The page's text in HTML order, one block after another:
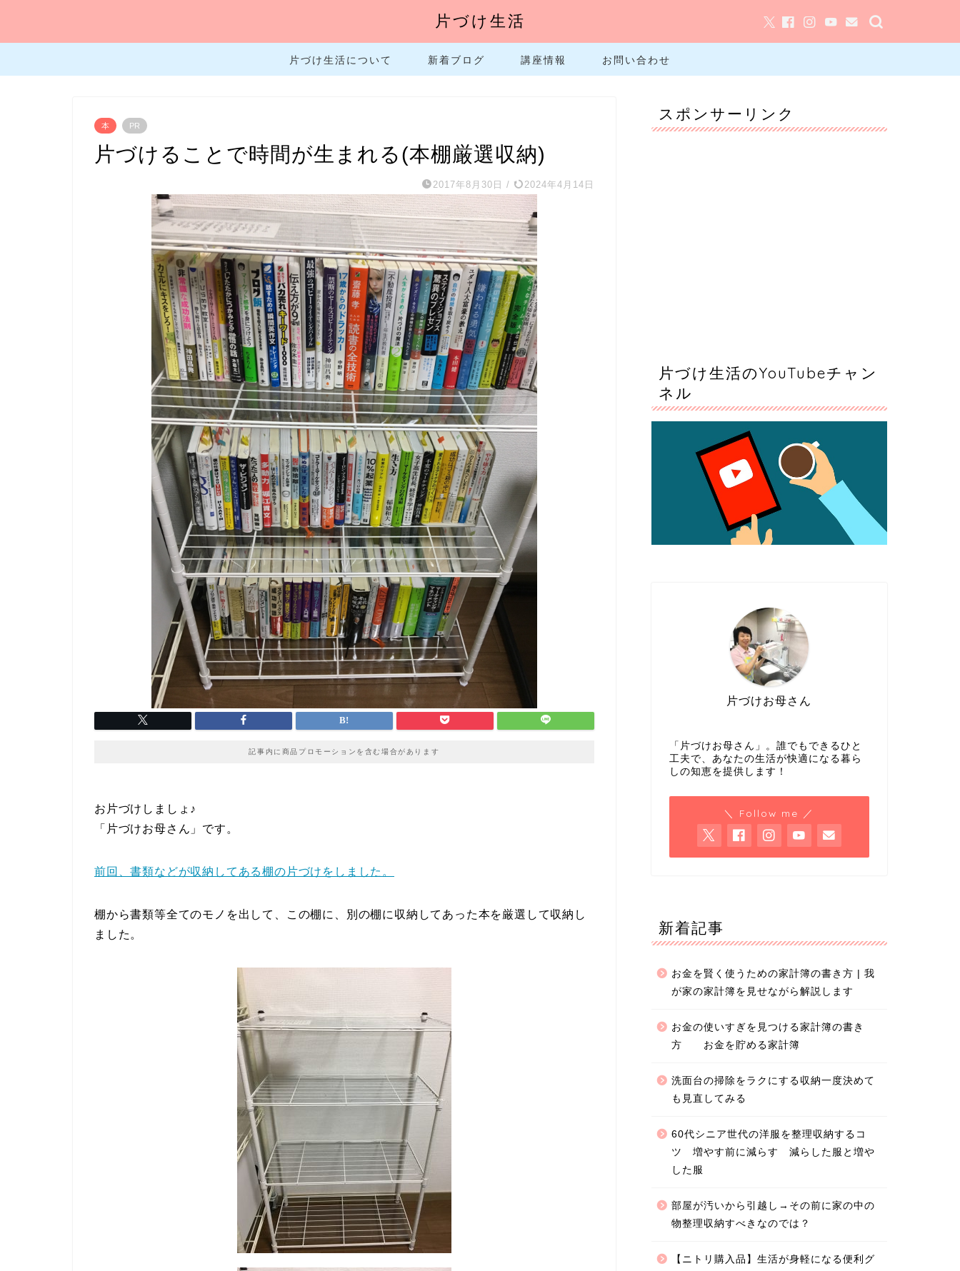
片づけ生活
片づけ生活について 新着ブログ 講座情報 お問い合わせ
本 PR
片づけることで時間が生まれる(本棚厳選収納)
2017年8月30日 / 2024年4月14日
記事内に商品プロモーションを含む場合があります
お片づけしましょ♪
「片づけお母さん」です。
前回、書類などが収納してある棚の片づけをしました。
棚から書類等全てのモノを出して、この棚に、別の棚に収納してあった本を厳選して収納し
ました。
スポンサーリンク
片づけ生活のYouTubeチャン
ネル
片づけお母さん
「片づけお母さん」。誰でもできるひと
工夫で、あなたの生活が快適になる暮ら
しの知恵を提供します！
＼ Follow me ／
新着記事
お金を賢く使うための家計簿の書き方 | 我
が家の家計簿を見せながら解説します
お金の使いすぎを見つける家計簿の書き
方 お金を貯める家計簿
洗面台の掃除をラクにする収納一度決めて
も見直してみる
60代シニア世代の洋服を整理収納するコ
ツ 増やす前に減らす 減らした服と増や
した服
部屋が汚いから引越し→その前に家の中の
物整理収納すべきなのでは？
【ニトリ購入品】生活が身軽になる便利グ